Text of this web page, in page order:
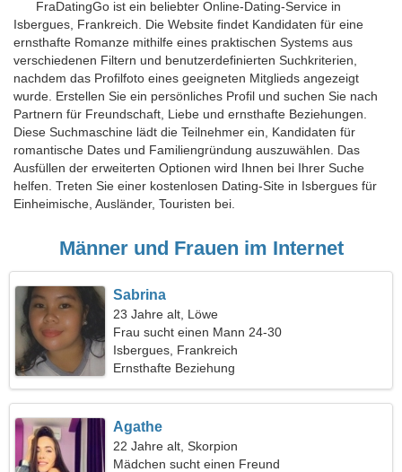
FraDatingGo ist ein beliebter Online-Dating-Service in
Isbergues, Frankreich. Die Website findet Kandidaten für eine
ernsthafte Romanze mithilfe eines praktischen Systems aus
verschiedenen Filtern und benutzerdefinierten Suchkriterien,
nachdem das Profilfoto eines geeigneten Mitglieds angezeigt
wurde. Erstellen Sie ein persönliches Profil und suchen Sie nach
Partnern für Freundschaft, Liebe und ernsthafte Beziehungen.
Diese Suchmaschine lädt die Teilnehmer ein, Kandidaten für
romantische Dates und Familiengründung auszuwählen. Das
Ausfüllen der erweiterten Optionen wird Ihnen bei Ihrer Suche
helfen. Treten Sie einer kostenlosen Dating-Site in Isbergues für
Einheimische, Ausländer, Touristen bei.
Männer und Frauen im Internet
Sabrina
23 Jahre alt, Löwe
Frau sucht einen Mann 24-30
Isbergues, Frankreich
Ernsthafte Beziehung
Agathe
22 Jahre alt, Skorpion
Mädchen sucht einen Freund